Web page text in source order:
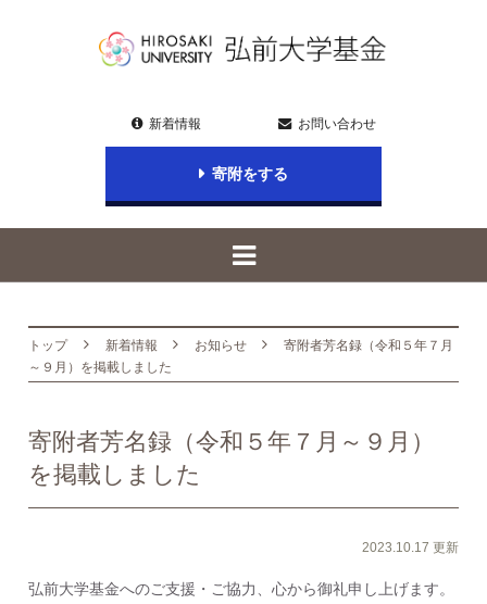
新着情報 お問い合わせ
寄附をする
トップ 新着情報 お知らせ
寄附者芳名録（令和５年７月
～９月）を掲載しました
寄附者芳名録（令和５年７月～９月）
を掲載しました
2023.10.17 更新
弘前大学基金へのご支援・ご協力、心から御礼申し上げます。